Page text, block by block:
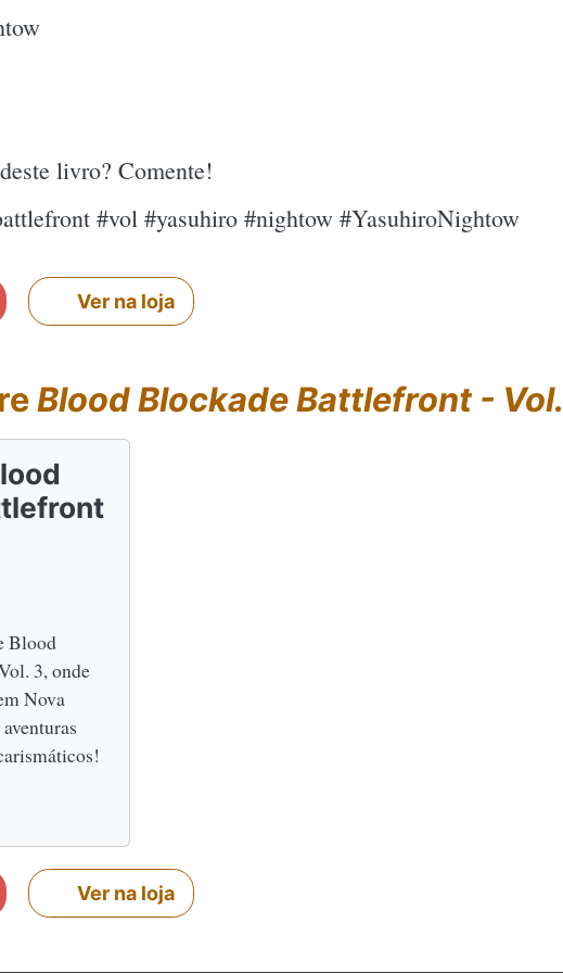
livro? Comente!
#vol #yasuhiro #nightow #YasuhiroNightow
Ver na loja
Blood Blockade Battlefront -
Blood
3, onde
Nova
Ver na loja